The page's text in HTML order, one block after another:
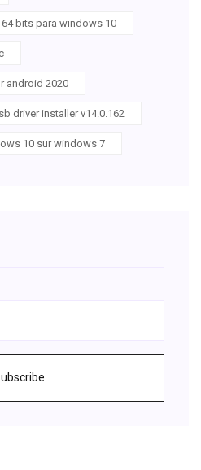
bits para windows 10
android 2020
driver installer v14.0.162
10 sur windows 7